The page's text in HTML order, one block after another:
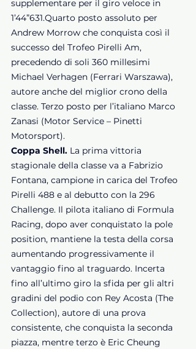
supplementare per il giro veloce in
1’44”631.Quarto posto assoluto per
Andrew Morrow che conquista così il
successo del Trofeo Pirelli Am,
precedendo di soli 360 millesimi
Michael Verhagen (Ferrari Warszawa),
autore anche del miglior crono della
classe. Terzo posto per l’italiano Marco
Zanasi (Motor Service – Pinetti
Motorsport).
Coppa Shell. La prima vittoria
stagionale della classe va a Fabrizio
Fontana, campione in carica del Trofeo
Pirelli 488 e al debutto con la 296
Challenge. Il pilota italiano di Formula
Racing, dopo aver conquistato la pole
position, mantiene la testa della corsa
aumentando progressivamente il
vantaggio fino al traguardo. Incerta
fino all’ultimo giro la sfida per gli altri
gradini del podio con Rey Acosta (The
Collection), autore di una prova
consistente, che conquista la seconda
piazza, mentre terzo è Eric Cheung